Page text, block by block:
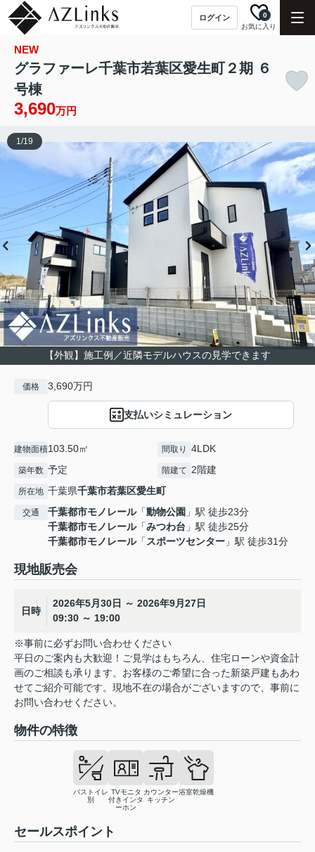
ログイン
お気に入り
0
NEW
グラファーレ千葉市若葉区愛生町２期 ６
号棟
3,690万円
【外観】施工例／近隣モデルハウスの見学できます
1/19
価格 3,690万円
支払いシミュレーション
建物面積103.50㎡ 間取り 4LDK
築年数 予定 階建て 2階建
所在地 千葉県千葉市若葉区愛生町
交通 千葉都市モノレール「動物公園 」駅 徒歩23分
千葉都市モノレール「みつわ台 」駅 徒歩25分
千葉都市モノレール「スポーツセンター 」駅 徒歩31分
現地販売会
日時
2026年5月30日 ～ 2026年9月27日
09:30 ～ 19:00
※事前に必ずお問い合わせください
平日のご案内も大歓迎！ご見学はもちろん、住宅ローンや資金計
画のご相談も承ります。お客様のご希望に合った新築戸建もあわ
せてご紹介可能です。現地不在の場合がございますので、事前に
お問い合わせください。
物件の特徴
バストイレ
別
TVモニタ
付きインタ
ーホン
カウンター
キッチン
浴室乾燥機
セールスポイント